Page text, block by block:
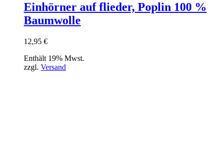
Einhörner auf flieder, Poplin 100 %
Baumwolle
12,95 €
Enthält 19% Mwst.
zzgl. Versand